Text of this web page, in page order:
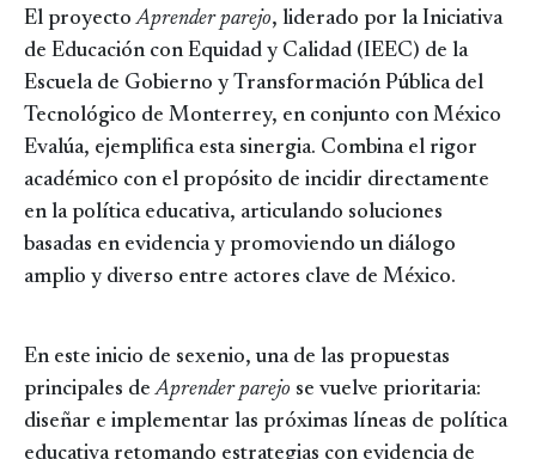
El proyectoAprender parejo, liderado por la Iniciativa
de Educación con Equidad y Calidad (IEEC) de la
Escuela de Gobierno y Transformación Pública del
Tecnológico de Monterrey, en conjunto con México
Evalúa, ejemplifica esta sinergia. Combina el rigor
académico con el propósito de incidir directamente
en la política educativa, articulando soluciones
basadas en evidencia y promoviendo un diálogo
amplio y diverso entre actores clave de México.
En este inicio de sexenio, una de las propuestas
principales deAprender parejo se vuelve prioritaria:
diseñar e implementar las próximas líneas de política
educativa retomando estrategias con evidencia de